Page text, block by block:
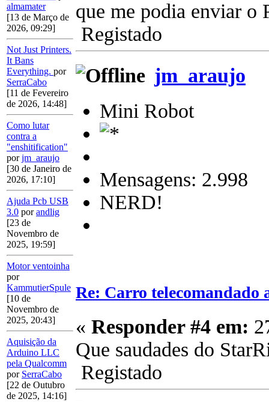
almamater
[13 de Março de
2026, 09:29]
Not Just Printers.
It Bans
Everything. por
SerraCabo
[11 de Fevereiro
de 2026, 14:48]
Como lutar
contra a
"enshitification"
porjm_araujo
[30 de Janeiro de
2026, 17:10]
Ajuda Pcb USB
3.0 porandlig
[23 de
Novembro de
2025, 19:59]
Motor ventoinha
por
KammutierSpule
[10 de
Novembro de
2025, 20:43]
Aquisição da
Arduino LLC
pela Qualcomm
por SerraCabo
[22 de Outubro
de 2025, 14:16]
que me podia enviar o
Registado
jm_araujo
Mini Robot
Mensagens: 2.998
NERD!
Re: Carro telecomandado
« Responder #4 em:
Que saudades do
Registado